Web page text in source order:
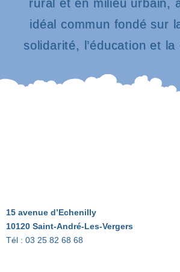
rural et en milieu urbain,
idéal commun fondé sur
solidarité, l’éducation et
15 avenue d’Echenilly
10120 Saint-André-Les-Vergers
Tél : 03 25 82 68 68